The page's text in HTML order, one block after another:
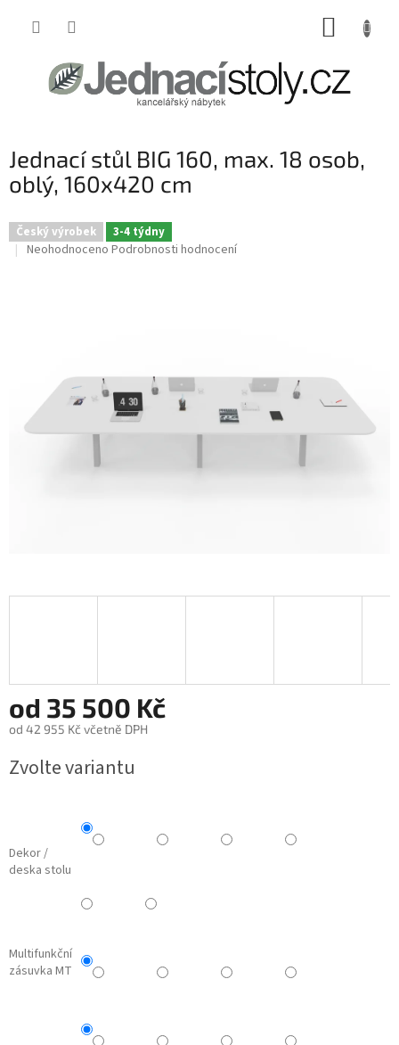
Jednací stůl BIG 160, max. 18 osob,
oblý, 160x420 cm
Český výrobek 3-4 týdny
Průměrné
Neohodnoceno Podrobnosti hodnocení
od 35 500 Kč
od 42 955 Kč včetně DPH
cena:
Zvolte variantu
Dekor /
deska stolu
Multifunkční
zásuvka MT